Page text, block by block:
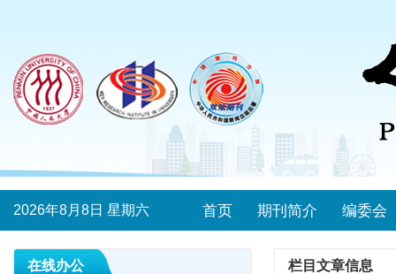
2026年8月8日 星期六 首页 期刊简介 编委会
在线办公 栏目文章信息